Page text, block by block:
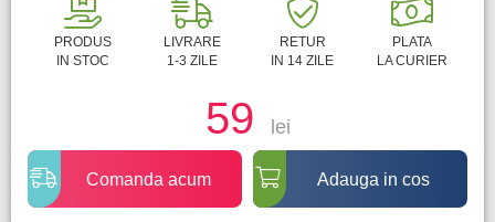
PRODUS
IN STOC
LIVRARE
1-3 ZILE
RETUR
IN 14 ZILE
PLATA
LA CURIER
59 lei
Comanda acum Adauga in cos